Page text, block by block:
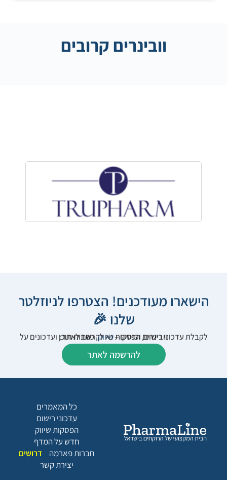
וובינרים קרובים
הישארו מעודכנים! הצטרפו לניוזלטר
שלנו 🎉
לקבלת עדכוני רישום, הפסקותשיווק
, כתבות תוכן ועדכונים על וובינרים וכנסים – נא להרשם לאתר:
להרשמה לאתר
כל המאמרים
עדכוני רישום
הפסקות שיווק
חדש על המדף
חברות פארמה
דרושים
יצירת קשר